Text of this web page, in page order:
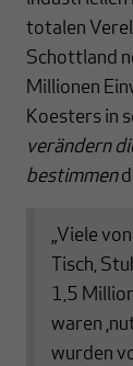
totalen
Schottland
Millionen
Koesters in
verändern
bestimmen
„Viele
Tisch,
1,5
waren
wurden